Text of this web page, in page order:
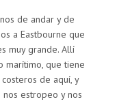
de andar y de
a Eastbourne que
muy grande. Allí
marítimo, que tiene
de aquí, y
nos estropeo y nos